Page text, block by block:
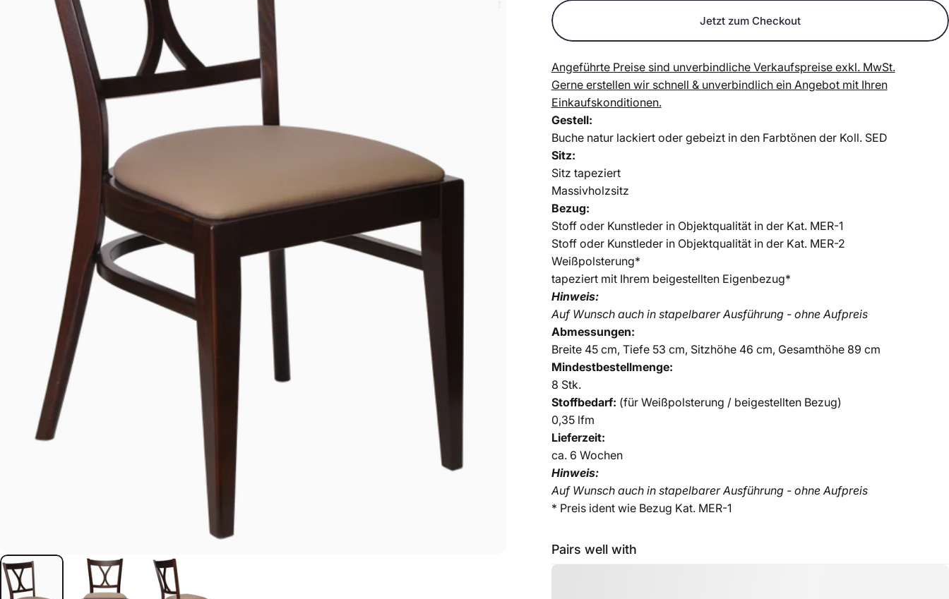
Jetzt zum Checkout
Angeführte Preise sind unverbindliche Verkaufspreise exkl. MwSt.
Gerne erstellen wir schnell & unverbindlich ein Angebot mit Ihren
Einkaufskonditionen.
Gestell:
Buche natur lackiert oder gebeizt in den Farbtönen der Koll. SED
Sitz:
Sitz tapeziert
Massivholzsitz
Bezug:
Stoff oder Kunstleder in Objektqualität in der Kat. MER-1
Stoff oder Kunstleder in Objektqualität in der Kat. MER-2
Weißpolsterung*
tapeziert mit Ihrem beigestellten Eigenbezug*
Hinweis:
Auf Wunsch auch in stapelbarer Ausführung - ohne Aufpreis
Abmessungen:
Breite 45 cm, Tiefe 53 cm, Sitzhöhe 46 cm, Gesamthöhe 89 cm
Mindestbestellmenge:
8 Stk.
Stoffbedarf: (für Weißpolsterung / beigestellten Bezug)
0,35 lfm
Lieferzeit:
ca. 6 Wochen
Hinweis:
Auf Wunsch auch in stapelbarer Ausführung - ohne Aufpreis
* Preis ident wie Bezug Kat. MER-1
Pairs well with